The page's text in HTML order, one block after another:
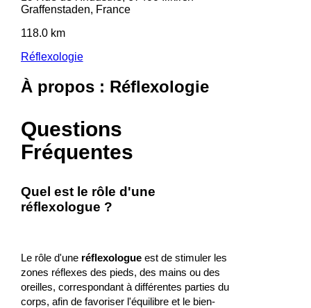
Graffenstaden, France
118.0 km
Réflexologie
À propos : Réflexologie
Questions
Fréquentes
Quel est le rôle d'une
réflexologue ?
Le rôle d'une réflexologueest de stimuler les
zones réflexes des pieds, des mains ou des
oreilles, correspondant à différentes parties du
corps, afin de favoriser l'équilibre et le bien-